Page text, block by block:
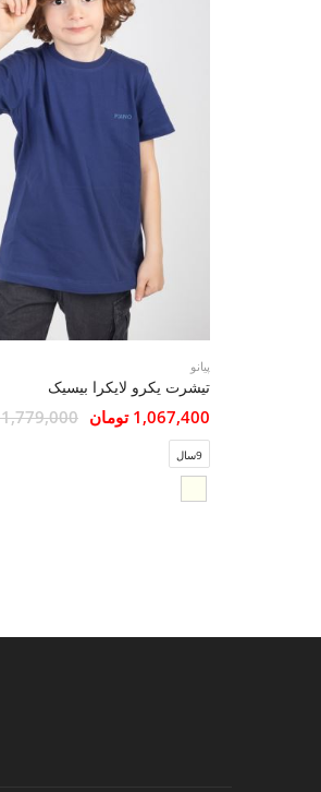
پیانو
تیشرت یکرو لایکرا بیسیک
1,067,400 تومان 1,779,000 تومان
9سال